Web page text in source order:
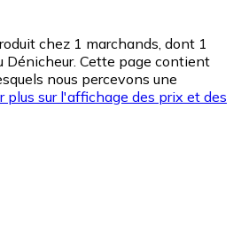
chez 1 marchands, dont 1
Dénicheur. Cette page contient
nous percevons une
plus sur l'affichage des prix et des